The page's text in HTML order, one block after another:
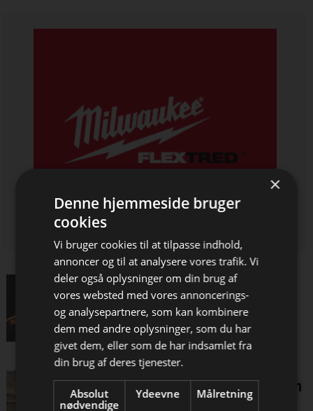
Bliv opdateret hver dag
Få de vigtigste nyheder om
byggebranchen
direkte i din indbakke
Pejse og brændeovne er en
del af nordisk kultur
Bureaukrati og
naturbeskyttelse står i vejen
for flere tagrør
×
Denne hjemmeside bruger
cookies
Vi bruger cookies til at tilpasse indhold,
annoncer og til at analysere vores trafik. Vi
deler også oplysninger om din brug af
vores websted med vores annoncerings-
og analysepartnere, som kan kombinere
dem med andre oplysninger, som du har
givet dem, eller som de har indsamlet fra
din brug af deres tjenester.
Absolut
nødvendige
Ydeevne Målretning